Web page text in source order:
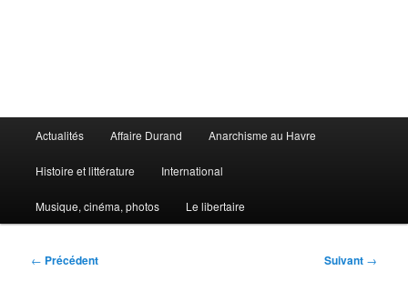
principal
Actualités Affaire Durand Anarchisme au Havre
Histoire et littérature International
Musique, cinéma, photos Le libertaire
Navigation
← Précédent Suivant →